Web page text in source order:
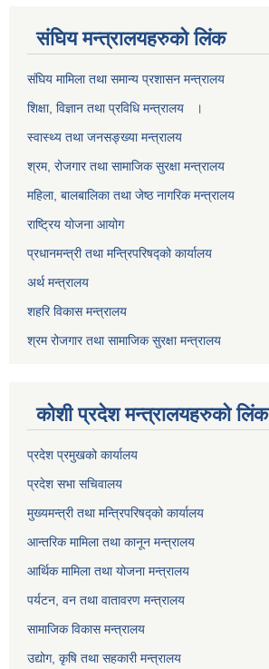
स‌ंघिय मन्त्रालयहरुको लिंक
स‌ंघिय मामिला तथा समान्य प्रशासन मन्त्रालय
शिक्षा, विज्ञान तथा प्रविधि मन्त्रालय ।
स्वास्थ्य तथा जनसङ्ख्या मन्त्रालय
श्रम, रोजगार तथा सामाजिक सुरक्षा मन्त्रालय
महिला, बालबालिका तथा जेष्ठ नागरिक मन्त्रालय
राष्ट्रिय योजना आयोग
प्रधानमन्त्री तथा मन्त्रिपरिषद्को कार्यालय
अर्थ मन्त्रालय
शहरि विकास मन्त्रालय
श्रम रोजगार तथा सामाजिक सुरक्षा मन्त्रालय
कोशी प्रदेश मन्त्रालयहरुको लिंक
प्रदेश प्रमुखको कार्यालय
प्रदेश सभा सचिवालय
मुख्यमन्त्री तथा मन्त्रिपरिषद्को कार्यालय
आन्तरिक मामिला तथा कानून मन्त्रालय
आर्थिक मामिला तथा योजना मन्त्रालय
पर्यटन, वन तथा वातावरण मन्त्रालय
सामाजिक विकास मन्त्रालय
उद्योग, कृषि तथा सहकारी मन्त्रालय